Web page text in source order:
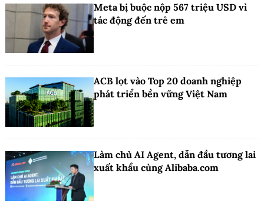
Meta bị buộc nộp 567 triệu USD vì
tác động đến trẻ em
ACB lọt vào Top 20 doanh nghiệp
phát triển bền vững Việt Nam
Làm chủ AI Agent, dẫn đầu tương lai
xuất khẩu cùng Alibaba.com